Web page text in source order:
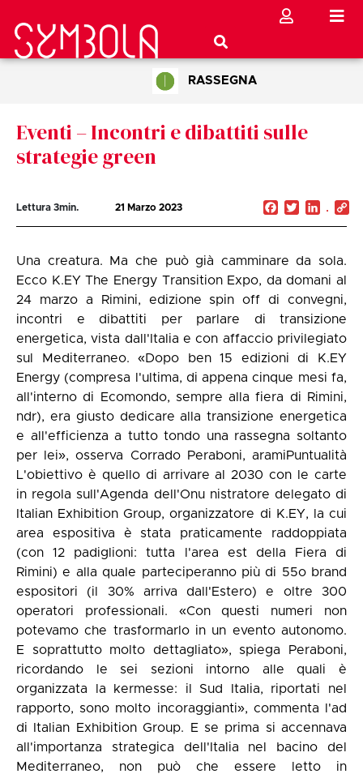
RASSEGNA
Eventi – Incontri e dibattiti sulle
strategie green
Lettura 3min. 21 Marzo 2023 Facebook
Twitter
Una creatura. Ma che può già camminare da sola.
Ecco K.EY The Energy Transition Expo, da domani al
24 marzo a Rimini, edizione spin off di convegni,
incontri e dibattiti per parlare di transizione
energetica, vista dall'Italia e con affaccio privilegiato
sul Mediterraneo. «Dopo ben 15 edizioni di K.EY
Energy (compresa l'ultima, di appena cinque mesi fa,
all'interno di Ecomondo, sempre alla fiera di Rimini,
ndr), era giusto dedicare alla transizione energetica
e all'efficienza a tutto tondo una rassegna soltanto
per lei», osserva Corrado Peraboni, aramiPuntualità
L'obiettivo è quello di arrivare al 2030 con le carte
in regola sull'Agenda dell'Onu nistratore delegato di
Italian Exhibition Group, organizzatore di K.EY, la cui
area espositiva è stata praticamente raddoppiata
(con 12 padiglioni: tutta l'area est della Fiera di
Rimini) e alla quale parteciperanno più di 55o brand
espositori (il 30% arriva dall'Estero) e oltre 300
operatori professionali. «Con questi numeri non
potevamo che trasformarlo in un evento autonomo.
E soprattutto molto dettagliato», spiega Peraboni,
ricordando le sei sezioni intorno alle quali è
organizzata la kermesse: il Sud Italia, riportati nel
rapporto, sono molto incoraggianti», commenta l'ad
di Italian Exhibition Group. E se prima si accennava
all'importanza strategica dell'Italia nel bacino del
Mediterraneo, non può che essere letto in